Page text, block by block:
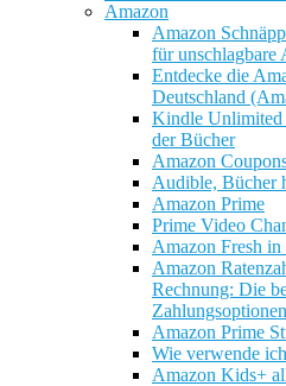
Amazon
Amazon
für unschlagbare
Entdecke die
Deutschland
Kindle Unlimited
der Bücher
Amazon
Audible, Bücher
Amazon Prime
Prime Video
Amazon Fresh
Amazon
Rechnung: Die
Amazon Prime
Wie verwende
Amazon Kids+